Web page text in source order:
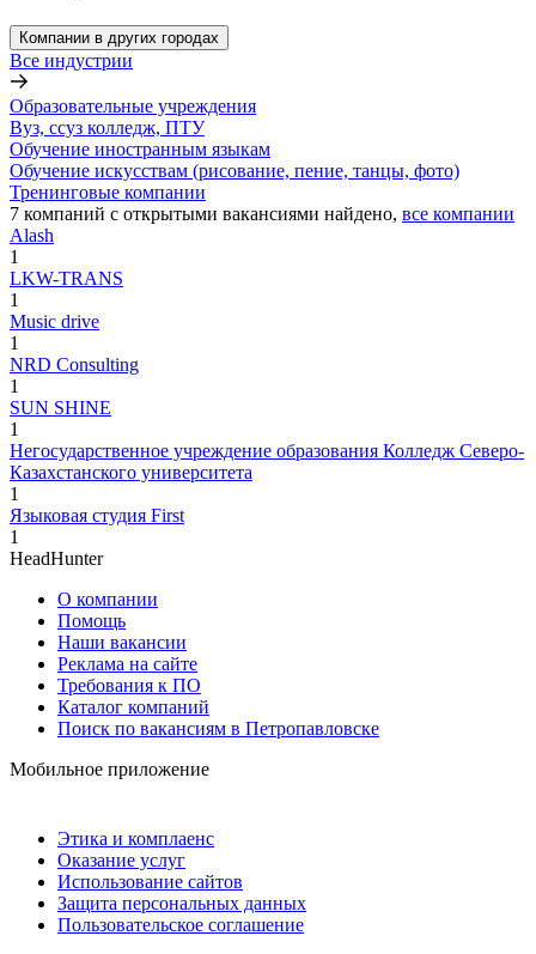
Компании в других городах
Все индустрии
Образовательные учреждения
Вуз, ссуз колледж, ПТУ
Обучение иностранным языкам
Обучение искусствам (рисование, пение, танцы, фото)
Тренинговые компании
7 компаний с открытыми вакансиями найдено, все компании
Alash
1
LKW-TRANS
1
Music drive
1
NRD Consulting
1
SUN SHINE
1
Негосударственное учреждение образования Колледж Северо-
Казахстанского университета
1
Языковая студия First
1
HeadHunter
О компании
Помощь
Наши вакансии
Реклама на сайте
Требования к ПО
Каталог компаний
Поиск по вакансиям в Петропавловске
Мобильное приложение
Этика и комплаенс
Оказание услуг
Использование сайтов
Защита персональных данных
Пользовательское соглашение